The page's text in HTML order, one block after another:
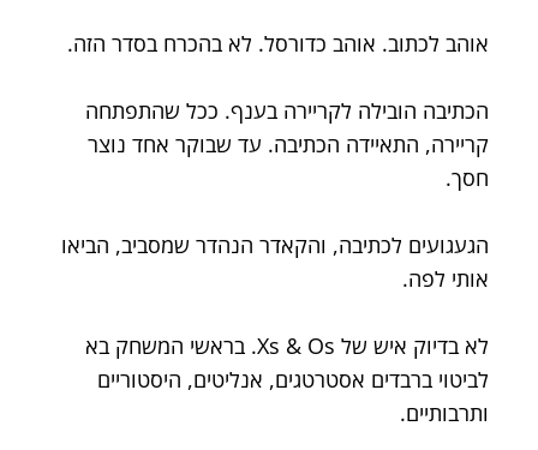
אוהב לכתוב. אוהב כדורסל. לא בהכרח בסדר הזה.
הכתיבה הובילה לקריירה בענף. ככל שהתפתחה
קריירה, התאיידה הכתיבה. עד שבוקר אחד נוצר
חסך.
הגעגועים לכתיבה, והקאדר הנהדר שמסביב, הביאו
אותי לפה.
לא בדיוק איש של Xs & Os. בראשי המשחק בא
לביטוי ברבדים אסטרטגים, אנליטים, היסטוריים
ותרבותיים.